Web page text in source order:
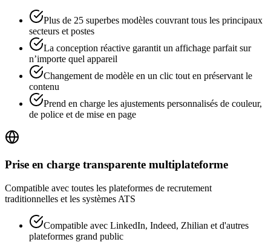
Plus de 25 superbes modèles couvrant tous les principaux
secteurs et postes
La conception réactive garantit un affichage parfait sur
n’importe quel appareil
Changement de modèle en un clic tout en préservant le
contenu
Prend en charge les ajustements personnalisés de couleur,
de police et de mise en page
Prise en charge transparente multiplateforme
Compatible avec toutes les plateformes de recrutement
traditionnelles et les systèmes ATS
Compatible avec LinkedIn, Indeed, Zhilian et d'autres
plateformes grand public